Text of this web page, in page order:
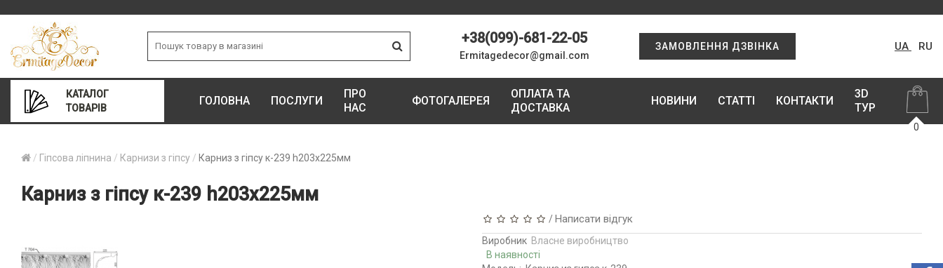
+38(099)-681-22-05
Ermitagedecor@gmail.com
ЗАМОВЛЕННЯ ДЗВІНКА UA RU
КАТАЛОГ
ТОВАРІВ
ГОЛОВНА ПОСЛУГИ
ПРО
НАС
ФОТОГАЛЕРЕЯ
ОПЛАТА ТА
ДОСТАВКА
НОВИНИ СТАТТІ КОНТАКТИ
3D
ТУР
0
Гіпсова ліпнина Карнизи з гіпсу Карниз з гіпсу к-239 h203х225мм
Карниз з гіпсу к-239 h203х225мм
/Написати відгук
Виробник Власне виробництво
В наявності